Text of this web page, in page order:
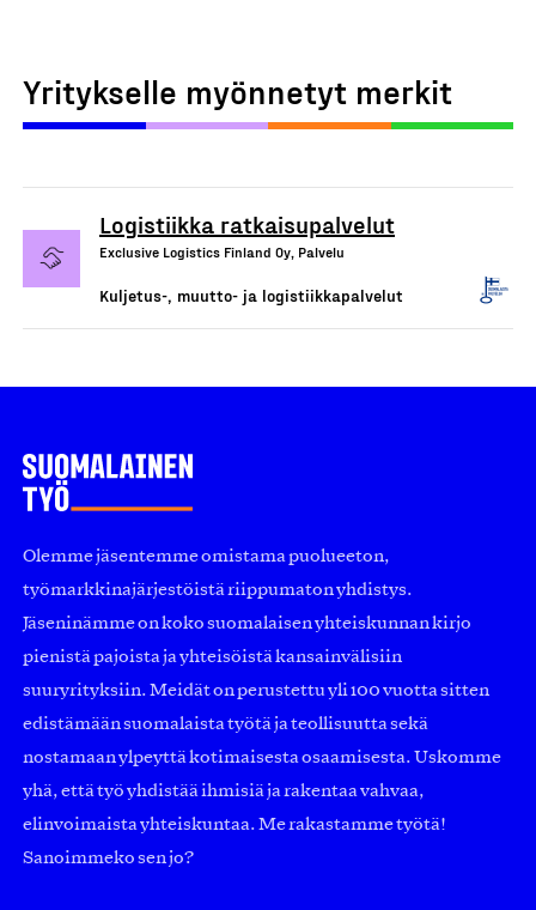
Yritykselle myönnetyt merkit
Logistiikka ratkaisupalvelut
Exclusive Logistics Finland Oy, Palvelu
Kuljetus-, muutto- ja logistiikkapalvelut
Olemme jäsentemme omistama puolueeton,
työmarkkinajärjestöistä riippumaton yhdistys.
Jäseninämme on koko suomalaisen yhteiskunnan kirjo
pienistä pajoista ja yhteisöistä kansainvälisiin
suuryrityksiin. Meidät on perustettu yli 100 vuotta sitten
edistämään suomalaista työtä ja teollisuutta sekä
nostamaan ylpeyttä kotimaisesta osaamisesta. Uskomme
yhä, että työ yhdistää ihmisiä ja rakentaa vahvaa,
elinvoimaista yhteiskuntaa. Me rakastamme työtä!
Sanoimmeko sen jo?